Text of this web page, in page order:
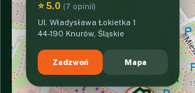
⭐ 5.0 (7 opinii)
Ul. Władysława Łokietka 1
44-190 Knurów, Śląskie
Zadzwoń Mapa